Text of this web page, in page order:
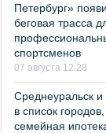
Петербург»
беговая трасса
спортсменов
07 августа 12:28
Среднеуральск
в список
семейная